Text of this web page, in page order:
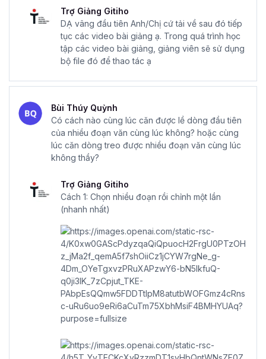
Trợ Giảng Gitiho
DẠ vâng đầu tiên Anh/Chị cứ tải về sau đó tiếp
tục các video bài giảng ạ. Trong quá trình học
tập các video bài giảng, giảng viên sẽ sử dụng
bộ file đó để thao tác ạ
Bùi Thúy Quỳnh
Có cách nào cùng lúc căn được lề dòng đầu tiên
của nhiều đoạn văn cùng lúc không? hoặc cùng
lúc căn dòng treo được nhiều đoạn văn cùng lúc
không thầy?
Trợ Giảng Gitiho
Cách 1: Chọn nhiều đoạn rồi chỉnh một lần
(nhanh nhất)